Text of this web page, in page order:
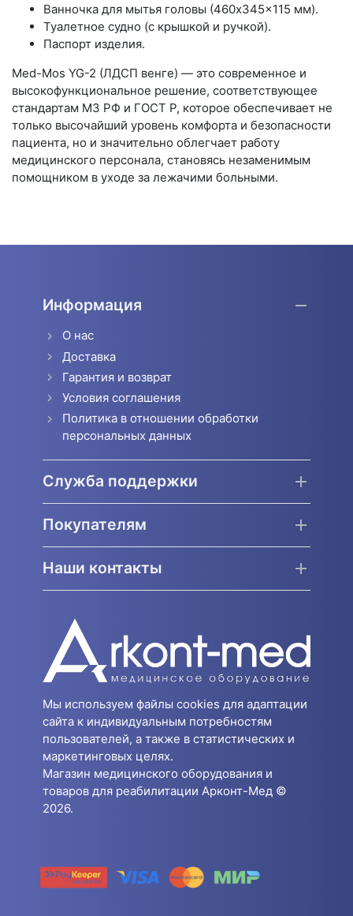
Ванночка для мытья головы (460x345x115 мм).
Туалетное судно (с крышкой и ручкой).
Паспорт изделия.
Med-Mos YG-2 (ЛДСП венге) — это современное и
высокофункциональное решение, соответствующее
стандартам МЗ РФ и ГОСТ Р, которое обеспечивает не
только высочайший уровень комфорта и безопасности
пациента, но и значительно облегчает работу
медицинского персонала, становясь незаменимым
помощником в уходе за лежачими больными.
Информация
О нас
Доставка
Гарантия и возврат
Условия соглашения
Политика в отношении обработки
персональных данных
Служба поддержки
Покупателям
Наши контакты
Мы используем файлы cookies для адаптации
сайта к индивидуальным потребностям
пользователей, а также в статистических и
маркетинговых целях.
Магазин медицинского оборудования и
товаров для реабилитации Арконт-Мед ©
2026.